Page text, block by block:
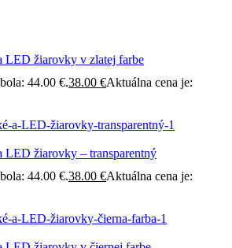
LED žiarovky v zlatej farbe
44.00 €.38.00 €Aktuálna cena je:
LED žiarovky – transparentný
44.00 €.38.00 €Aktuálna cena je: